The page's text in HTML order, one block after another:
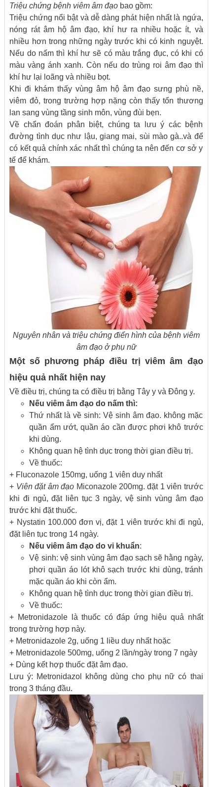
Triệu chứng bệnh viêm âm đạo bao gồm:
Triệu chứng nổi bật và dễ dàng phát hiện nhất là ngứa,
nóng rát âm hộ âm đạo, khí hư ra nhiều hoặc ít, và
nhiều hơn trong những ngày trước khi có kinh nguyệt.
Nếu do nấm thì khí hư sẽ có màu trắng đục, có khi có
màu vàng ánh xanh. Còn nếu do trùng roi âm đạo thì
khí hư lại loãng và nhiều bọt.
Khi đi khám thấy vùng âm hộ âm đạo sưng phù nề,
viêm đỏ, trong trường hợp nặng còn thấy tổn thương
lan sang vùng tầng sinh môn, vùng đùi bẹn.
Về chẩn đoán phân biệt, chúng ta lưu ý các bệnh
đường tình dục như lậu, giang mai, sùi mào gà..và để
có kết quả chính xác nhất thì chúng ta nên đến cơ sở y
tế để khám.
Nguyên nhân và triệu chứng điển hình của bệnh viêm
âm đạo ở phụ nữ
Một số phương pháp điều trị viêm âm đạo
hiệu quả nhất hiện nay
Về điều trị, chúng ta có điều trị bằng Tây y và Đông y.
Nếu viêm âm đạo do nấm thì:
Thứ nhất là về sinh: Vệ sinh âm đạo. không mặc
quần ẩm ướt, quần áo cần được phơi khô trước
khi dùng.
Không quan hệ tình dục trong thời gian điều trị.
Về thuốc:
+ Fluconazole 150mg, uống 1 viên duy nhất
+ Viên đặt âm đạo Miconazole 200mg. đặt 1 viên trước
khi đi ngủ, đặt liên tục 3 ngày, vệ sinh vùng âm đạo
trước khi đặt thuốc.
+ Nystatin 100.000 đơn vị, đặt 1 viên trước khi đi ngủ,
đặt liên tục trong 14 ngày.
Nếu viêm âm đạo do vi khuẩn:
Vệ sinh: vệ sinh vùng âm đạo sạch sẽ hằng ngày,
phơi quần áo lót khô sạch trước khi dùng, tránh
mặc quần áo khi còn ẩm.
Không quan hệ tình dục trong thời gian điều trị.
Về thuốc:
+ Metronidazole là thuốc có đáp ứng hiệu quả nhất
trong trường hợp này.
+ Metronidazole 2g, uống 1 liều duy nhất hoặc
+ Metronidazole 500mg, uống 2 lần/ngày trong 7 ngày
+ Dùng kết hợp thuốc đặt âm đạo.
Lưu ý: Metronidazol không dùng cho phụ nữ có thai
trong 3 tháng đầu.